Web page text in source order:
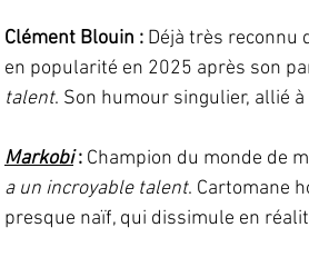
Clément Blouin : Déjà très reconnu
en popularité en 2025 après son
talent. Son humour singulier, allié
Markobi : Champion du monde de
a un incroyable talent. Cartomane
presque naïf, qui dissimule en